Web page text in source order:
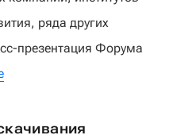
ряда других
презентация Форума